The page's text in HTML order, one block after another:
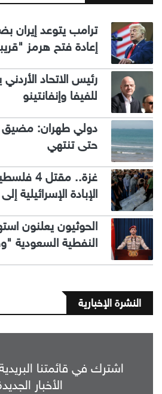
ترامب يتوعد إيران
إعادة فتح هرمز
رئيس الاتحاد
للفيفا وإنفانتينو
دولي طهران:
حتى تنتهي
غزة..
الإبادة الإسرائيلية إلى 73 ألفا و381
الحوثيون يعلنون
النفطية السعودية
النشرة الإخبارية
اشترك في قائمتنا
الأخبار